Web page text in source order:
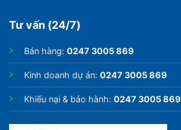
Tư vấn (24/7)
Bán hàng: 0247 3005 869
Kinh doanh dự án: 0247 3005 869
Khiếu nại & bảo hành: 0247 3005 869